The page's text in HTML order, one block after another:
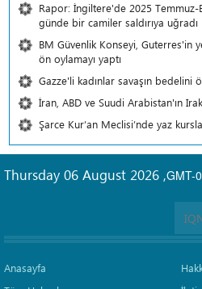
Rapor: İngiltere'de 2025 Temmuz-
günde bir camiler saldırıya uğradı
BM Güvenlik Konseyi, Guterres'in
ön oylamayı yaptı
Gazze'li kadınlar savaşın bedelini
İran, ABD ve Suudi Arabistan'ın Irak
Şarce Kur’an Meclisi’nde yaz
GMT-
Thursday 06 August 2026 ,
Anasayfa